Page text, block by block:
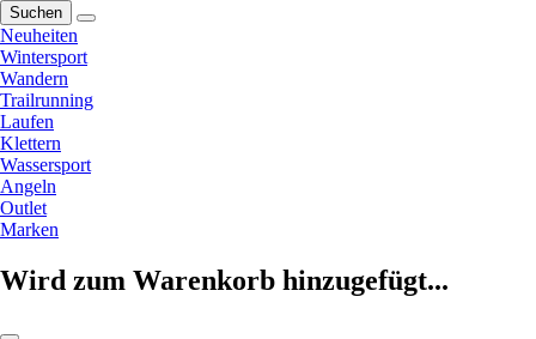
Suchen
Neuheiten
Wintersport
Wandern
Trailrunning
Laufen
Klettern
Wassersport
Angeln
Outlet
Marken
Wird zum Warenkorb hinzugefügt...